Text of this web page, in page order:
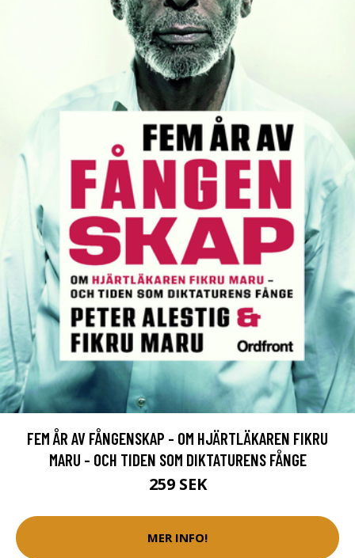
FEM ÅR AV FÅNGENSKAP - OM HJÄRTLÄKAREN FIKRU
MARU - OCH TIDEN SOM DIKTATURENS FÅNGE
259 SEK
MER INFO!